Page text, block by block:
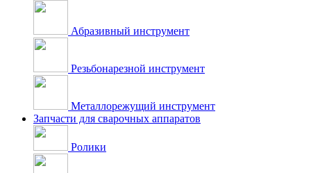
Абразивный инструмент
Резьбонарезной инструмент
Металлорежущий инструмент
Запчасти для сварочных аппаратов
Ролики